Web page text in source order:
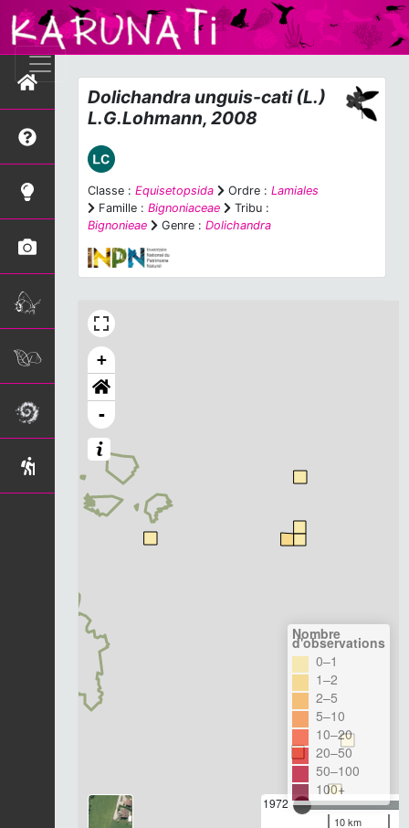
Dolichandra unguis-cati(L.)
L.G.Lohmann, 2008
Classe : Equisetopsida Ordre : Lamiales
Famille : Bignoniaceae
Tribu :
Bignonieae
Genre : Dolichandra
+
-
1972
Nombre
d'observations
0–1
1–2
2–5
5–10
10–20
20–50
50–100
100+
10 km